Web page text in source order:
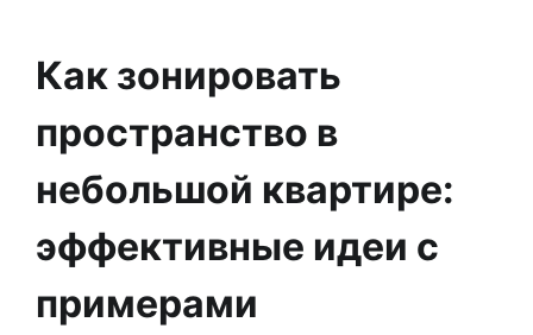
Как зонировать
пространство в
небольшой квартире:
эффективные идеи с
примерами